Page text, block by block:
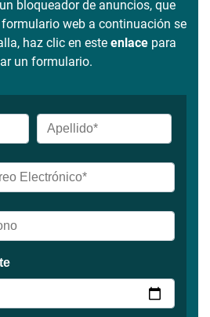
bloqueador de anuncios, que
web a continuación se
haz clic en este enlacepara
un formulario.